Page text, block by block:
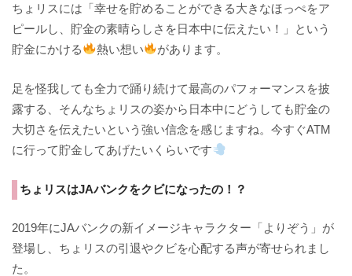
ちょリスには「幸せを貯めることができる大きなほっぺをア
ピールし、貯金の素晴らしさを日本中に伝えたい！」という
貯金にかける
熱い想い があります。
足を怪我しても全力で踊り続けて最高のパフォーマンスを披
露する、そんなちょリスの姿から日本中にどうしても貯金の
大切さを伝えたいという強い信念を感じますね。今すぐATM
に行って貯金してあげたいくらいです
ちょリスはJAバンクをクビになったの！？
2019年にJAバンクの新イメージキャラクター「よりぞう」が
登場し、ちょリスの引退やクビを心配する声が寄せられまし
た。